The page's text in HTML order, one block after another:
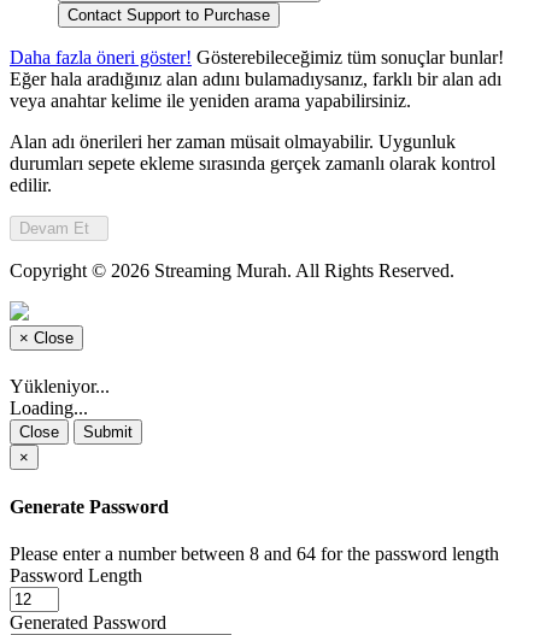
Contact Support to Purchase
Daha fazla öneri göster! Gösterebileceğimiz tüm sonuçlar bunlar!
Eğer hala aradığınız alan adını bulamadıysanız, farklı bir alan adı
veya anahtar kelime ile yeniden arama yapabilirsiniz.
Alan adı önerileri her zaman müsait olmayabilir. Uygunluk
durumları sepete ekleme sırasında gerçek zamanlı olarak kontrol
edilir.
Copyright © 2026 Streaming Murah. All Rights Reserved.
× Close
Yükleniyor...
Loading...
Close
Submit
×
Generate Password
Please enter a number between 8 and 64 for the password length
Password Length
Generated Password